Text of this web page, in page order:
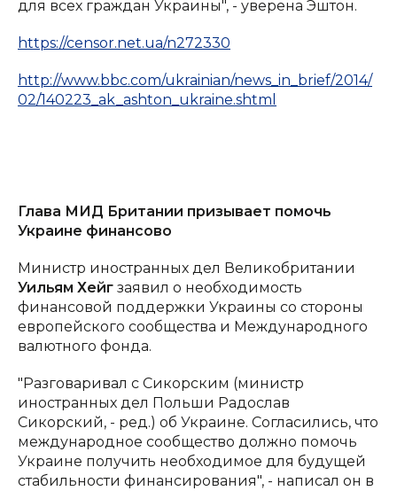
для всех граждан Украины", - уверена Эштон.
https://censor.net.ua/n272330
http://www.bbc.com/ukrainian/news_in_brief/2014/
02/140223_ak_ashton_ukraine.shtml
Глава МИД Британии призывает помочь
Украине финансово
Министр иностранных дел Великобритании
Уильям Хейг заявил о необходимость
финансовой поддержки Украины со стороны
европейского сообщества и Международного
валютного фонда.
"Разговаривал с Сикорским (министр
иностранных дел Польши Радослав
Сикорский, - ред.) об Украине. Согласились, что
международное сообщество должно помочь
Украине получить необходимое для будущей
стабильности финансирования", - написал он в